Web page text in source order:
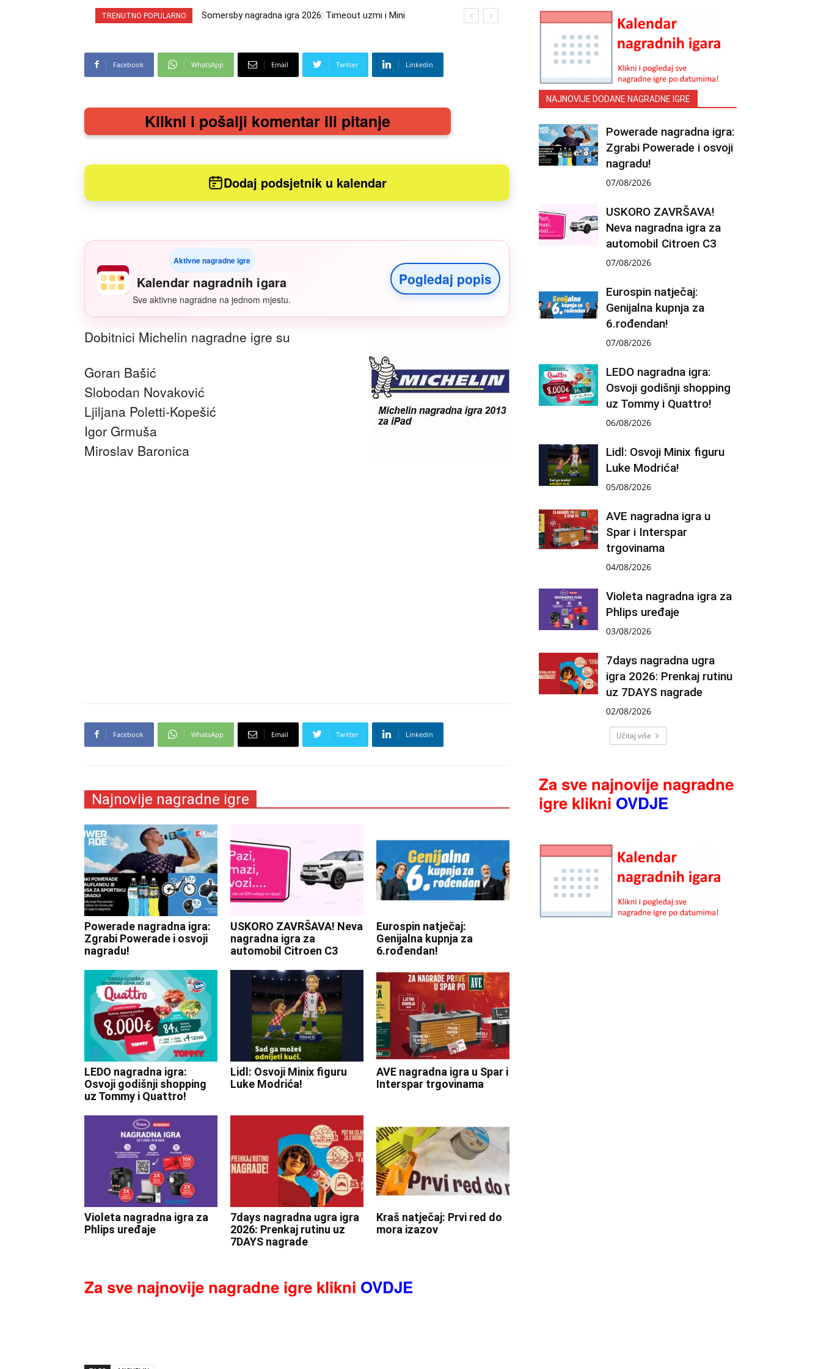
TRENUTNO POPULARNO
Somersby nagradna igra 2026: Timeout uzmi i Mini
INA nagradna igra 2026: Kupi bilo što i osvoji putovanje
Facebook WhatsApp Email Twitter Linkedin
Klikni i pošalji komentar ili pitanje
Dodaj podsjetnik u kalendar
Aktivne nagradne igre
Kalendar nagradnih igara
Sve aktivne nagradne na jednom mjestu.
Pogledaj popis
Dobitnici Michelin nagradne igre su
Goran Bašić
Slobodan Novaković
Ljiljana Poletti-Kopešić
Igor Grmuša
Miroslav Baronica
Facebook WhatsApp Email Twitter Linkedin
Najnovije nagradne igre
Powerade nagradna igra:
Zgrabi Powerade i osvoji
nagradu!
USKORO ZAVRŠAVA! Neva
nagradna igra za
automobil Citroen C3
Eurospin natječaj:
Genijalna kupnja za
6.rođendan!
LEDO nagradna igra:
Osvoji godišnji shopping
uz Tommy i Quattro!
Lidl: Osvoji Minix figuru
Luke Modrića!
AVE nagradna igra u Spar i
Interspar trgovinama
Violeta nagradna igra za
Phlips uređaje
7days nagradna ugra igra
2026: Prenkaj rutinu uz
7DAYS nagrade
Kraš natječaj: Prvi red do
mora izazov
Za sve najnovije nagradne igre klikni OVDJE
NAJNOVIJE DODANE NAGRADNE IGRE
Powerade nagradna igra:
Zgrabi Powerade i osvoji
nagradu!
07/08/2026
USKORO ZAVRŠAVA!
Neva nagradna igra za
automobil Citroen C3
07/08/2026
Eurospin natječaj:
Genijalna kupnja za
6.rođendan!
07/08/2026
LEDO nagradna igra:
Osvoji godišnji shopping
uz Tommy i Quattro!
06/08/2026
Lidl: Osvoji Minix figuru
Luke Modrića!
05/08/2026
AVE nagradna igra u
Spar i Interspar
trgovinama
04/08/2026
Violeta nagradna igra za
Phlips uređaje
03/08/2026
7days nagradna ugra
igra 2026: Prenkaj rutinu
uz 7DAYS nagrade
02/08/2026
Učitaj više
Za sve najnovije nagradne
igre klikni OVDJE